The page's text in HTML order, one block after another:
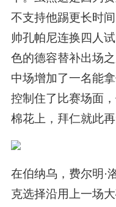
不支持他踢更长时
帅孔帕尼连换四人
色的德容替补出场
中场增加了一名能
控制住了比赛场面
棉花上，拜仁就此再
在伯纳乌，费尔明·
克选择沿用上一场